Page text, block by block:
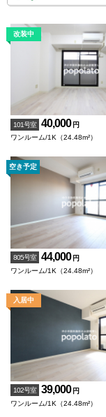
101号室 40,000 円
ワンルーム/1K（24.48m²）
805号室 44,000 円
ワンルーム/1K（24.48m²）
102号室 39,000 円
ワンルーム/1K（24.48m²）